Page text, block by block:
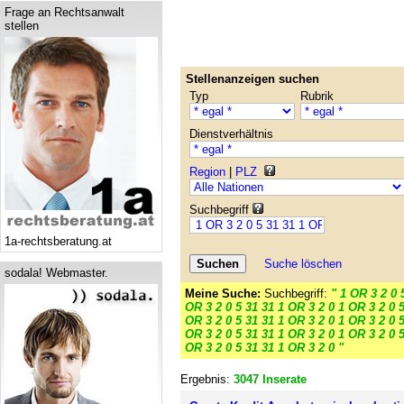
Frage an Rechtsanwalt
stellen
1a-rechtsberatung.at
sodala! Webmaster.
Stellenanzeigen suchen
Typ
Rubrik
Dienstverhältnis
Region PLZ
Suchbegriff
Suche löschen
Meine Suche: Suchbegriff: " 1 OR 3 2 0
OR 3 2 0 5 31 31 1 OR 3 2 0 1 OR 3 2 0
OR 3 2 0 5 31 31 1 OR 3 2 0 1 OR 3 2 0
OR 3 2 0 5 31 31 1 OR 3 2 0 1 OR 3 2 0
OR 3 2 0 5 31 31 1 OR 3 2 0 "
Ergebnis: 3047 Inserate